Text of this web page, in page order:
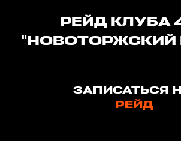
РЕЙД КЛУБА
"НОВОТОРЖСКИЙ
ЗАПИСАТЬСЯ
РЕЙД